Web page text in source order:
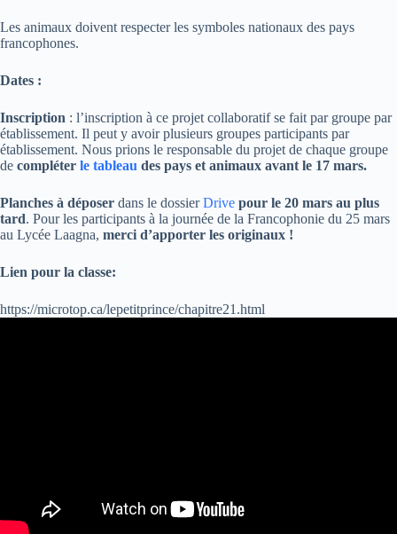
Les animaux doivent respecter les symboles nationaux des pays
francophones.
Dates :
Inscription : l’inscription à ce projet collaboratif se fait par groupe par
établissement. Il peut y avoir plusieurs groupes participants par
établissement. Nous prions le responsable du projet de chaque groupe
de compléter le tableau des pays et animaux avant le 17 mars.
Planches à déposer dans le dossierDrive pour le 20 mars au plus
tard. Pour les participants à la journée de la Francophonie du 25 mars
au Lycée Laagna, merci d’apporter les originaux !
Lien pour la classe:
https://microtop.ca/lepetitprince/chapitre21.html